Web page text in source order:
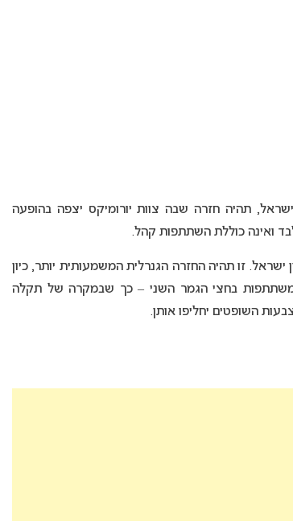
להתחיל בשעה 16:30 שעון ישראל, תהיה חזרה שבה צוות יורומיקס יצפה בהופעה
ואינה כוללת השתתפות קהל.
תתחיל בשעה 22:00 שעון ישראל. זו תהיה החזרה הגנרלית המשמעותית יותר, כיון
המשתתפות בחצי הגמר השני – כך שבמקרה של תקלה
השופטים יחליפו אותן.